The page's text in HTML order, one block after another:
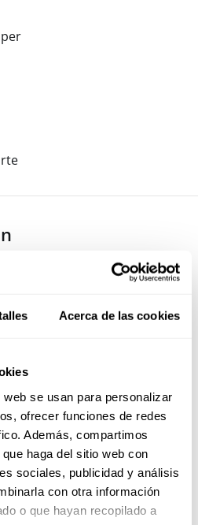
Acerca de las cookies
se usan para personalizar
ofrecer funciones de redes
Además, compartimos
haga del sitio web con
sociales, publicidad y análisis
con otra información
o que hayan recopilado a
Moment an einfach toll, und
seine Erfahrung deutlich an;
an. Das wollte ich
Ich werde auf jeden
von 2025